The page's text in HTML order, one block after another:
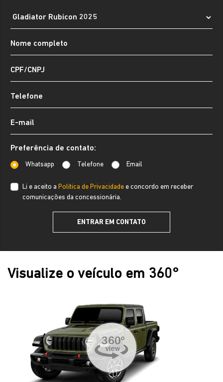
Preferência de contato:
Whatsapp Telefone Email
Li e aceito a Política de Privacidade e concordo em receber
comunicações da concessionária.
ENTRAR EM CONTATO
Visualize o veículo em 360°